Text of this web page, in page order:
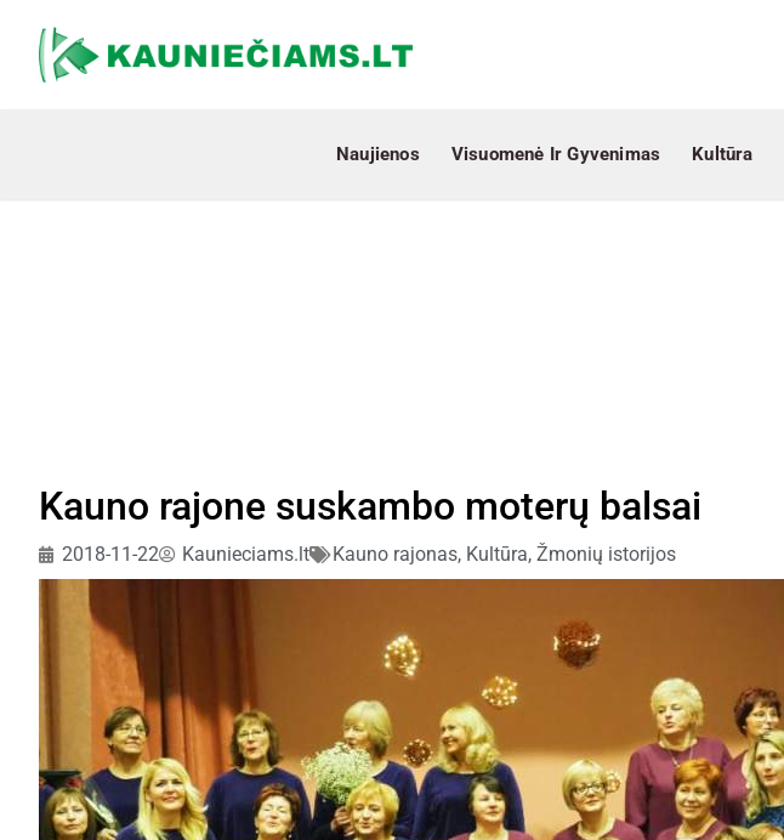
Naujienos Visuomenė Ir Gyvenimas Kultūra
Kauno rajone suskambo moterų balsai
2018-11-22 Kaunieciams.lt Kauno rajonas, Kultūra, Žmonių istorijos